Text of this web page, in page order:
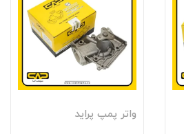
واتر پمپ پرايد